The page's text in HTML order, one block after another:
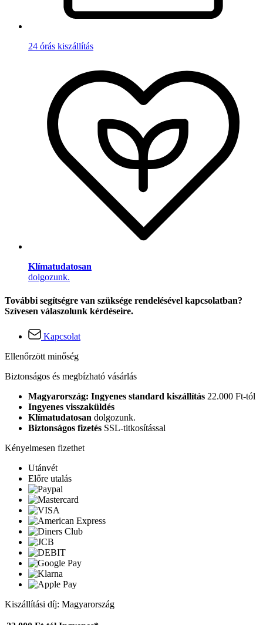
24 órás kiszállítás
Klímatudatosan
dolgozunk.
További segítségre van szüksége rendelésével kapcsolatban?
Szívesen válaszolunk kérdéseire.
Kapcsolat
Ellenőrzött minőség
Biztonságos és megbízható vásárlás
Magyarország: Ingyenes standard kiszállítás 22.000 Ft-tól
Ingyenes visszaküldés
Klímatudatosan dolgozunk.
Biztonságos fizetés SSL-titkosítással
Kényelmesen fizethet
Utánvét
Előre utalás
Kiszállítási díj: Magyarország